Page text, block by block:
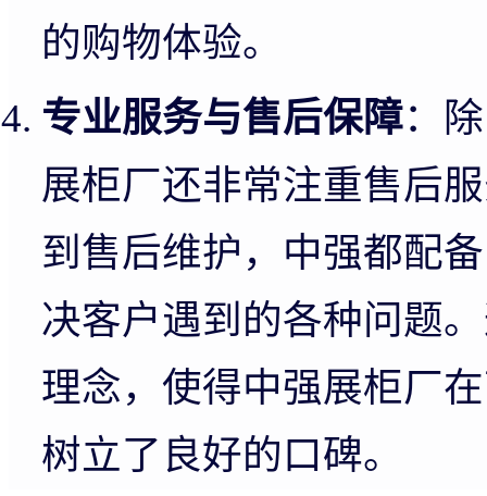
的购物体验。
专业服务与售后保障：
展柜厂还非常注重售后
到售后维护，中强都配
决客户遇到的各种问题
理念，使得中强展柜厂
树立了良好的口碑。